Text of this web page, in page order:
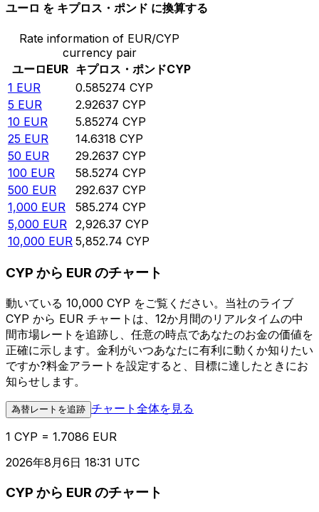
ユーロ を キプロス・ポンド に換算する
Rate information of EUR/CYP
currency pair
ユーロEUR キプロス・ポンドCYP
1 EUR 0.585274 CYP
5 EUR 2.92637 CYP
10 EUR 5.85274 CYP
25 EUR 14.6318 CYP
50 EUR 29.2637 CYP
100 EUR 58.5274 CYP
500 EUR 292.637 CYP
1,000 EUR 585.274 CYP
5,000 EUR 2,926.37 CYP
10,000 EUR 5,852.74 CYP
CYP から EUR のチャート
動いている 10,000 CYP をご覧ください。当社のライブ
CYP から EUR チャートは、12か月間のリアルタイムの中
間市場レートを追跡し、任意の時点であなたのお金の価値を
正確に示します。金利がいつあなたに有利に動くか知りたい
ですか?料金アラートを設定すると、目標に達したときにお
知らせします。
為替レートを追跡 チャート全体を見る
1 CYP = 1.7086 EUR
2026年8月6日 18:31 UTC
CYP から EUR のチャート